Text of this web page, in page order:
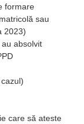
formare
sau
2023)
absolvit
care să ateste